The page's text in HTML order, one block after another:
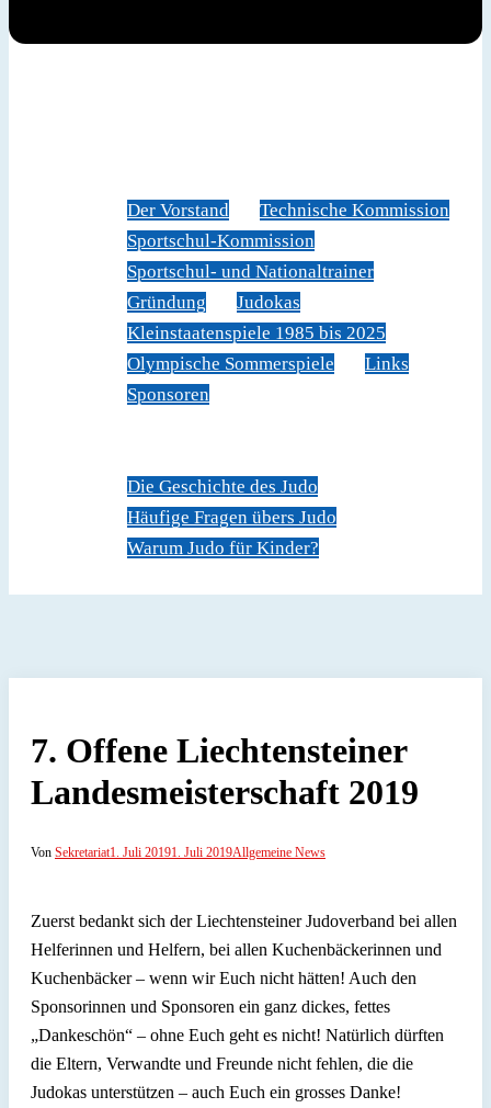
Der Vorstand
Technische Kommission
Sportschul-Kommission
Sportschul- und Nationaltrainer
Gründung
Judokas
Kleinstaatenspiele 1985 bis 2025
Olympische Sommerspiele
Links
Sponsoren
Die Geschichte des Judo
Häufige Fragen übers Judo
Warum Judo für Kinder?
7. Offene Liechtensteiner
Landesmeisterschaft 2019
Von Sekretariat1. Juli 20191. Juli 2019Allgemeine News
Zuerst bedankt sich der Liechtensteiner Judoverband bei allen
Helferinnen und Helfern, bei allen Kuchenbäckerinnen und
Kuchenbäcker – wenn wir Euch nicht hätten! Auch den
Sponsorinnen und Sponsoren ein ganz dickes, fettes
„Dankeschön“ – ohne Euch geht es nicht! Natürlich dürften
die Eltern, Verwandte und Freunde nicht fehlen, die die
Judokas unterstützen – auch Euch ein grosses Danke!